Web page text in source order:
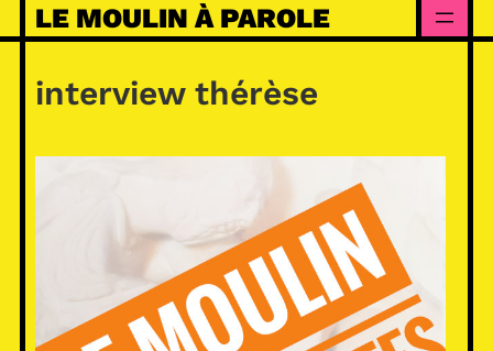
Skip
to
content
LE MOULIN À PAROLE
interview thérèse